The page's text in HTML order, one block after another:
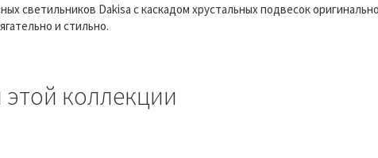
светильников Dakisa c каскадом хрустальных подвесок
и стильно.
коллекции